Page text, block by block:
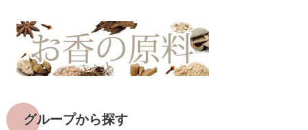
グループから探す